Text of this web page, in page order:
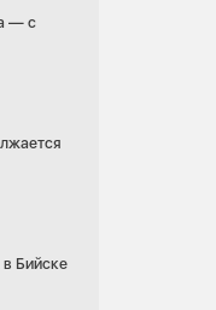
— с
в Бийске